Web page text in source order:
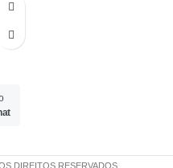
DIREITOS RESERVADOS